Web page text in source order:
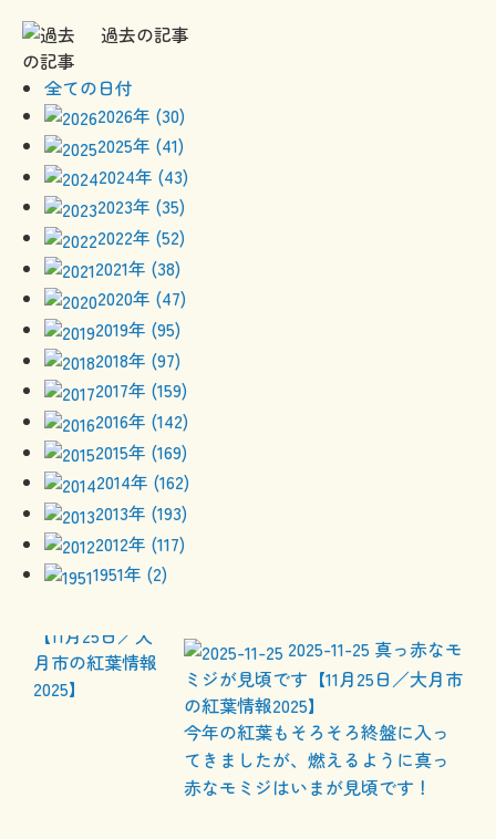
過去の記事
全ての日付
2026年 (30)
2025年 (41)
2024年 (43)
2023年 (35)
2022年 (52)
2021年 (38)
2020年 (47)
2019年 (95)
2018年 (97)
2017年 (159)
2016年 (142)
2015年 (169)
2014年 (162)
2013年 (193)
2012年 (117)
1951年 (2)
2025-11-25 真っ赤なモ
ミジが見頃です【11月25日／大月市
の紅葉情報2025】
今年の紅葉もそろそろ終盤に入っ
てきましたが、燃えるように真っ
赤なモミジはいまが見頃です！